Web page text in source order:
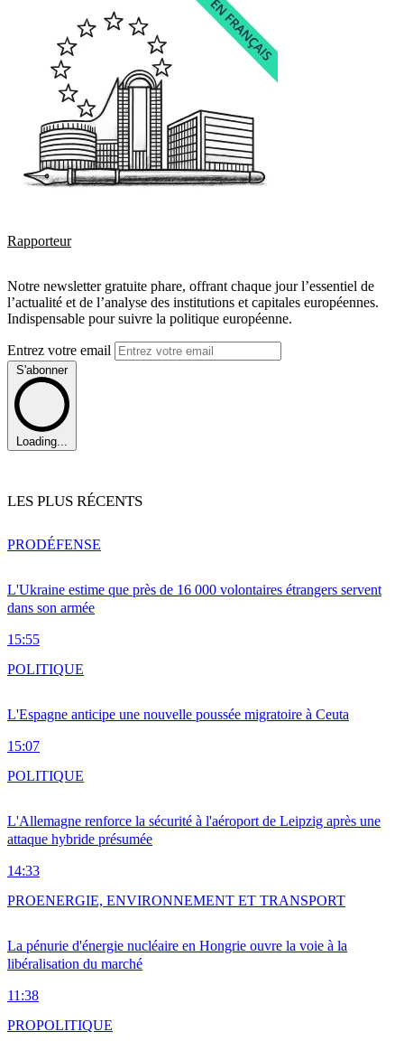
Rapporteur
Notre newsletter gratuite phare, offrant chaque jour l’essentiel de
l’actualité et de l’analyse des institutions et capitales européennes.
Indispensable pour suivre la politique européenne.
Entrez votre email
S'abonner
Loading...
LES PLUS RÉCENTS
L'Ukraine estime que près de 16 000 volontaires étrangers servent
dans son armée
15:55
PRODÉFENSE
L'Espagne anticipe une nouvelle poussée migratoire à Ceuta
15:07
POLITIQUE
L'Allemagne renforce la sécurité à l'aéroport de Leipzig après une
attaque hybride présumée
14:33
POLITIQUE
La pénurie d'énergie nucléaire en Hongrie ouvre la voie à la
libéralisation du marché
11:38
PROENERGIE, ENVIRONNEMENT ET TRANSPORT
PROPOLITIQUE